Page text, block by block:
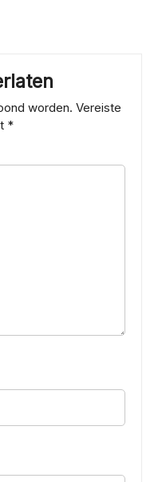
worden. Vereiste
*